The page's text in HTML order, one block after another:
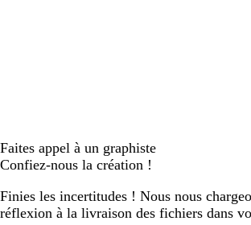
Faites appel à un graphiste
Confiez-nous la création !
Finies les incertitudes ! Nous nous
réflexion à la livraison des fichiers dans